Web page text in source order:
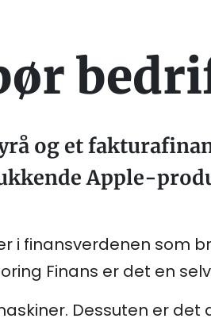
og et
Apple-
i finansverdenen som
Finans er det en
Dessuten er